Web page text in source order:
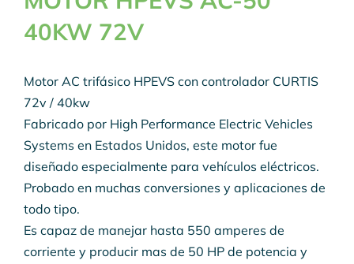
40KW 72V
Motor AC trifásico HPEVS con controlador CURTIS
72v / 40kw
Fabricado por High Performance Electric Vehicles
Systems en Estados Unidos, este motor fue
diseñado especialmente para vehículos eléctricos.
Probado en muchas conversiones y aplicaciones de
todo tipo.
Es capaz de manejar hasta 550 amperes de
corriente y producir mas de 50 HP de potencia y